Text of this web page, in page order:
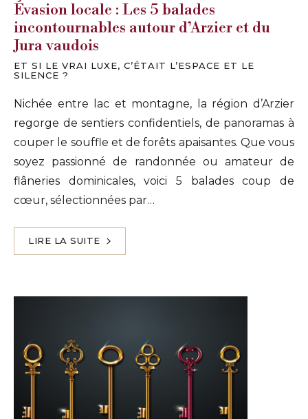
Évasion locale : Les 5 balades
incontournables autour d’Arzier et du
Jura vaudois
ET SI LE VRAI LUXE, C’ÉTAIT L’ESPACE ET LE
SILENCE ?
Nichée entre lac et montagne, la région d’Arzier
regorge de sentiers confidentiels, de panoramas à
couper le souffle et de forêts apaisantes. Que vous
soyez passionné de randonnée ou amateur de
flâneries dominicales, voici 5 balades coup de
cœur, sélectionnées par…
LIRE LA SUITE